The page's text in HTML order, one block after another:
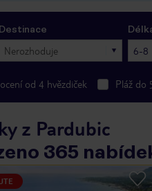
Destinace
Nerozhoduje 6-8
od 4 hvězdiček Pláž do
z Pardubic
365